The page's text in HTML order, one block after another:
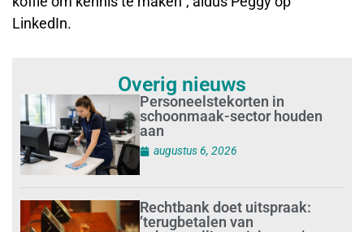
LinkedIn.
Overig nieuws
Personeelstekorten in
schoonmaak-sector houden
aan
augustus 6, 2026
Rechtbank doet uitspraak:
’terugbetalen van